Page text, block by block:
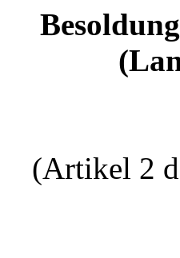
(Artikel 2